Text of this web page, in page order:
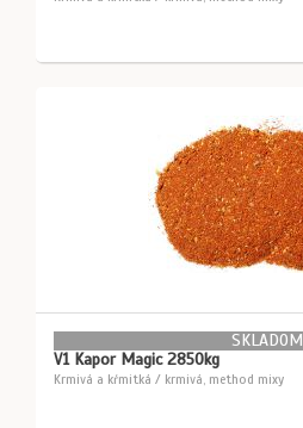
SKLADOM
V1 Kapor Magic 2850kg
Krmivá a kŕmitká / krmivá, method mixy